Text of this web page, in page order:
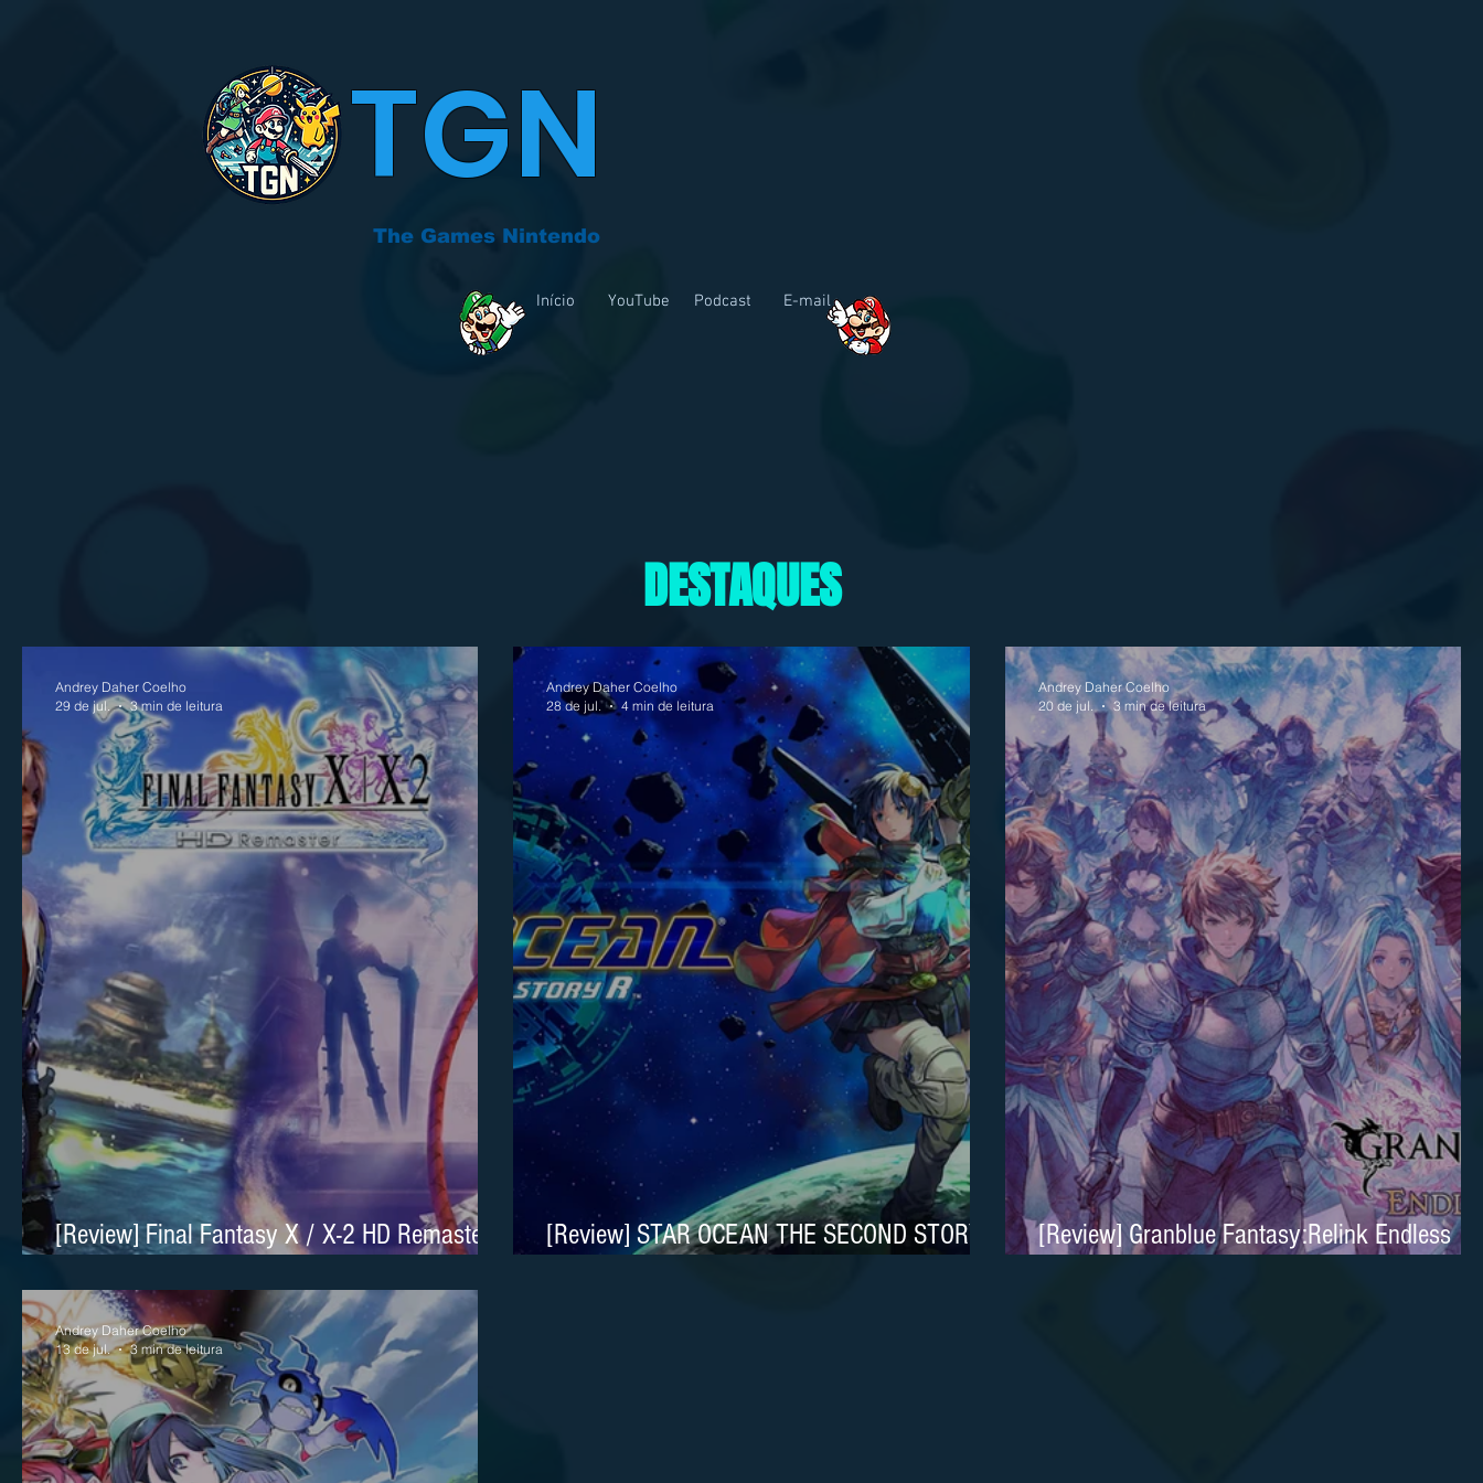
TGN
The Games Nintendo
Início YouTube Podcast E-mail
DESTAQUES
[Review] Final Fantasy X / X-2 HD Remaster é
Andrey Daher Coelho
29 de jul.
3 min de leitura
[Review] STAR OCEAN THE SECOND STORY
Andrey Daher Coelho
28 de jul.
4 min de leitura
[Review] Granblue Fantasy:Relink Endless
Andrey Daher Coelho
20 de jul.
3 min de leitura
Andrey Daher Coelho
13 de jul.
3 min de leitura